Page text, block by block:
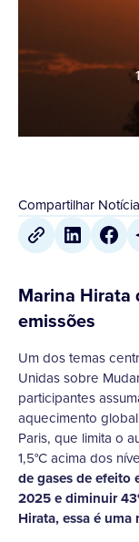
Compartilhar Notícia
Marina Hirata
emissões
Um dos temas
Unidas sobre
participantes
aquecimento
Paris, que limita o
1,5°C acima dos
de gases de efeito
2025 e diminuir
Hirata, essa é